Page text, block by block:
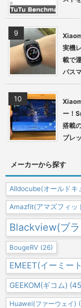
実機
載で
パス
ー！
搭載
ブレ
メーカーから探す
Alldocube(オールドキ
Amazfit(アマズフィッ
Blackview(ブ
BougeRV (26)
EMEET(イーミー
GEEKOM(ギコム)
Huawei(ファーウェイ)